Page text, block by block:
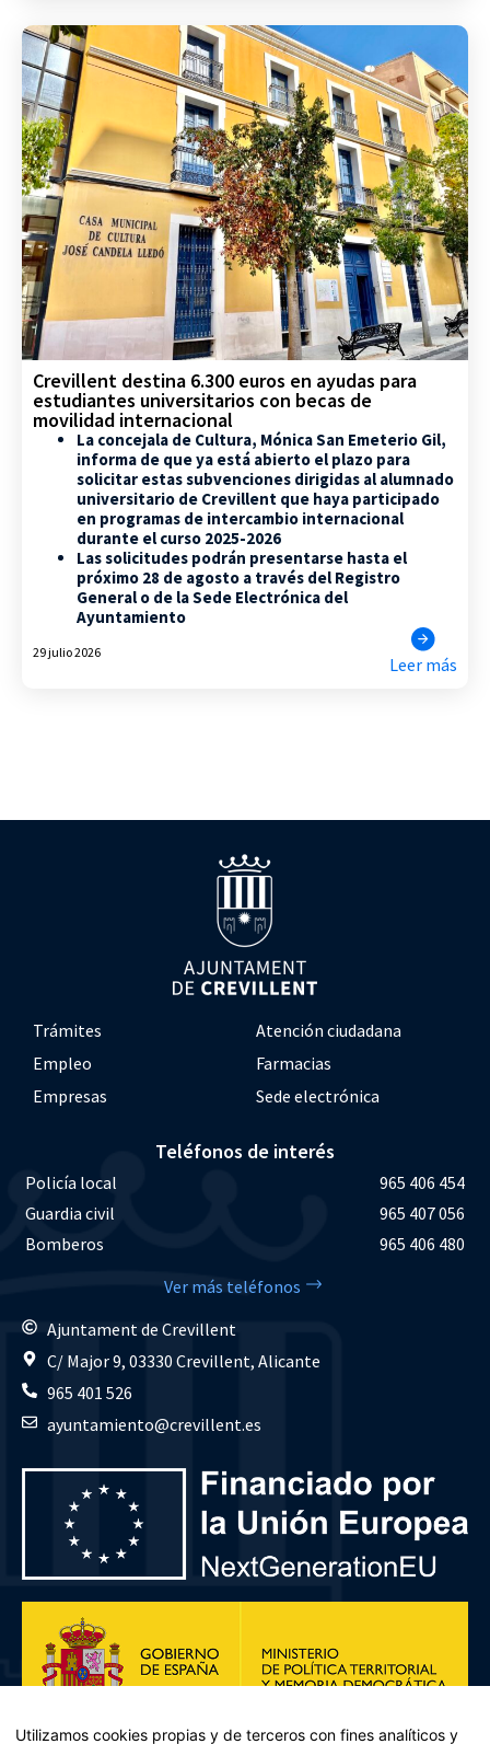
Crevillent destina 6.300 euros en ayudas para
estudiantes universitarios con becas de
movilidad internacional
La concejala de Cultura, Mónica San Emeterio Gil,
informa de que ya está abierto el plazo para
solicitar estas subvenciones dirigidas al alumnado
universitario de Crevillent que haya participado
en programas de intercambio internacional
durante el curso 2025-2026
Las solicitudes podrán presentarse hasta el
próximo 28 de agosto a través del Registro
General o de la Sede Electrónica del
Ayuntamiento
29 julio 2026
Leer más
Trámites
Atención ciudadana
Empleo
Farmacias
Empresas
Sede electrónica
Teléfonos de interés
Policía local
965 406 454
Guardia civil
965 407 056
Bomberos
965 406 480
Ver más teléfonos
Ajuntament de Crevillent
C/ Major 9, 03330 Crevillent, Alicante
965 401 526
ayuntamiento@crevillent.es
Utilizamos cookies propias y de terceros con fines analíticos y